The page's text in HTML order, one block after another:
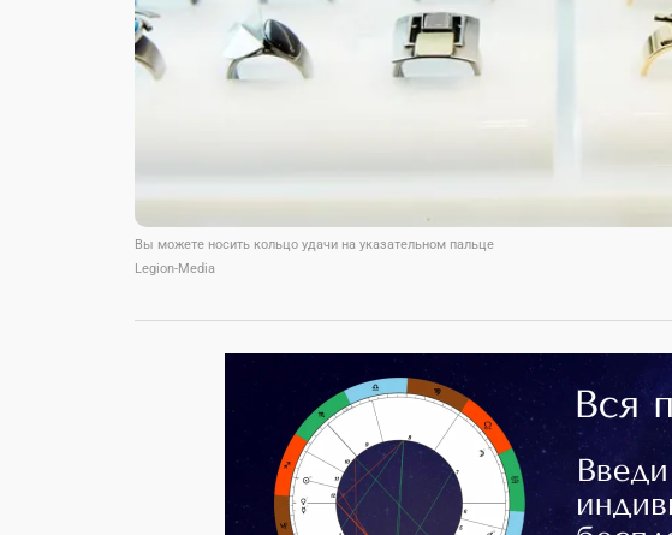
Вы можете носить кольцо удачи на указательном пальце
Legion-Media